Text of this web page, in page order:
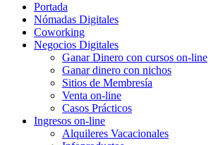
Portada
Nómadas Digitales
Coworking
Negocios Digitales
Ganar Dinero con cursos on-line
Ganar dinero con nichos
Sitios de Membresía
Venta on-line
Casos Prácticos
Ingresos on-line
Alquileres Vacacionales